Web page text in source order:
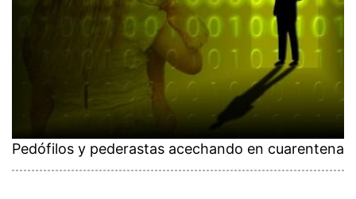
Pedófilos y pederastas acechando en cuarentena